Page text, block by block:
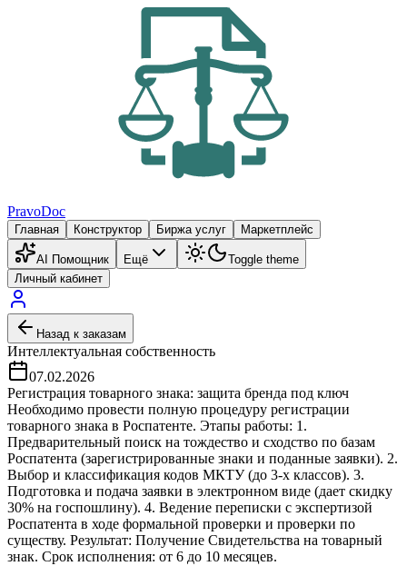
PravoDoc
Главная Конструктор Биржа услуг Маркетплейс
AI Помощник Ещё
Toggle theme
Личный кабинет
Назад к заказам
Интеллектуальная собственность
07.02.2026
Регистрация товарного знака: защита бренда под ключ
Необходимо провести полную процедуру регистрации
товарного знака в Роспатенте. Этапы работы: 1.
Предварительный поиск на тождество и сходство по базам
Роспатента (зарегистрированные знаки и поданные заявки). 2.
Выбор и классификация кодов МКТУ (до 3-х классов). 3.
Подготовка и подача заявки в электронном виде (дает скидку
30% на госпошлину). 4. Ведение переписки с экспертизой
Роспатента в ходе формальной проверки и проверки по
существу. Результат: Получение Свидетельства на товарный
знак. Срок исполнения: от 6 до 10 месяцев.